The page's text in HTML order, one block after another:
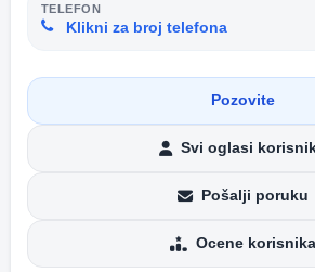
TELEFON
Klikni za broj telefona
Pozovite
Svi oglasi
Pošalji poruku
Ocene korisnika